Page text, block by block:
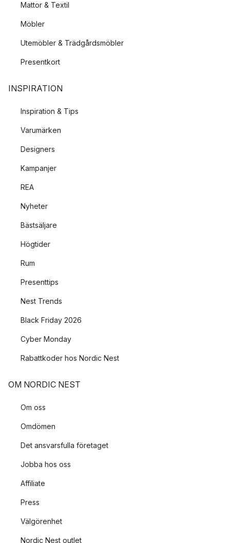
Mattor & Textil
Möbler
Utemöbler & Trädgårdsmöbler
Presentkort
INSPIRATION
Inspiration & Tips
Varumärken
Designers
Kampanjer
REA
Nyheter
Bästsäljare
Högtider
Rum
Presenttips
Nest Trends
Black Friday 2026
Cyber Monday
Rabattkoder hos Nordic Nest
OM NORDIC NEST
Om oss
Omdömen
Det ansvarsfulla företaget
Jobba hos oss
Affiliate
Press
Välgörenhet
Nordic Nest outlet